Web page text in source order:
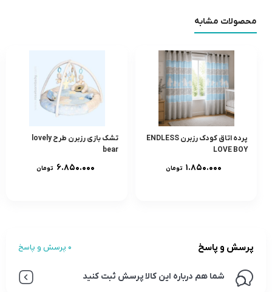
محصولات مشابه
پرده اتاق کودک رزبرن ENDLESS
LOVE BOY
۱.۸۵۰.۰۰۰ تومان
تشک بازی رزبرن طرح lovely
bear
۶.۸۵۰.۰۰۰ تومان
پرسش و پاسخ 0 پرسش و پاسخ
شما هم درباره این کالا پرسش ثبت کنید